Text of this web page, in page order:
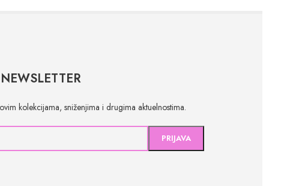
NEWSLETTER
kolekcijama, sniženjima i drugima aktuelnostima.